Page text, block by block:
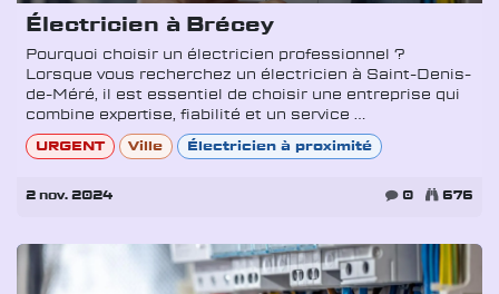
Électricien à Brécey
Pourquoi choisir un électricien professionnel ?
Lorsque vous recherchez un électricien à Saint-Denis-
de-Méré, il est essentiel de choisir une entreprise qui
combine expertise, fiabilité et un service ...
URGENT Ville Électricien à proximité
2 nov. 2024 0 676